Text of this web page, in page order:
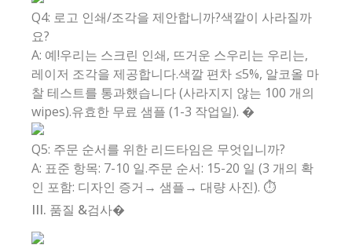
Q4: 로고 인쇄/조각을 제안합니까?색깔이 사라질까
요?
A: 예!우리는 스크린 인쇄, 뜨거운 스우리는 우리는,
레이저 조각을 제공합니다.색깔 편차 ≤5%, 알코올 마
찰 테스트를 통과했습니다 (사라지지 않는 100 개의
wipes).유효한 무료 샘플 (1-3 작업일). �
Q5: 주문 순서를 위한 리드타임은 무엇입니까?
A: 표준 항목: 7-10 일.주문 순서: 15-20 일 (3 개의 확
인 포함: 디자인 증거→ 샘플→ 대량 사진). ⏱️
III. 품질 &검사�